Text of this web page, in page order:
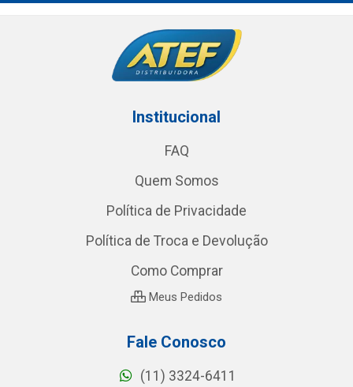
Institucional
FAQ
Quem Somos
Política de Privacidade
Política de Troca e Devolução
Como Comprar
Meus Pedidos
Fale Conosco
(11) 3324-6411